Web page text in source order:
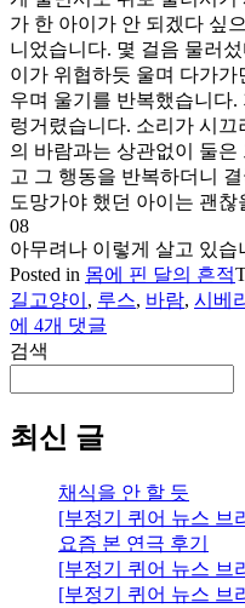
가 한 아이가 안 되겠다 싶
니었습니다. 몇 걸음 물러
이가 위협하듯 울며 다가
우며 울기를 반복했습니다.
렁거렸습니다. 소리가 시끄
의 바람과는 상관없이 둘은
고 그 행동을 반복하더니
도망가야 했던 아이는 괜
08
아무려나 이렇게 살고 있습
Posted in 몸에 핀 달의 흔적
길고양이 , 루스, 바람, 시베
에 4개 댓글
검색
최신 글
채식을 안 할 듯
[부정기 퀴어 뉴스 브
요즘 본 연극 후기
[부정기 퀴어 뉴스 브
[부정기 퀴어 뉴스 브